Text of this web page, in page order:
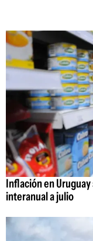
Inflación en
interanual a julio